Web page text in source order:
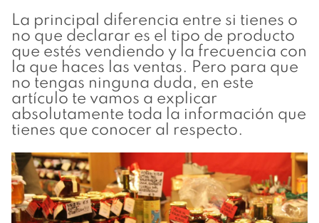
La principal diferencia entre si tienes o
no que declarar es el tipo de producto
que estés vendiendo y la frecuencia con
la que haces las ventas. Pero para que
no tengas ninguna duda, en este
artículo te vamos a explicar
absolutamente toda la información que
tienes que conocer al respecto.